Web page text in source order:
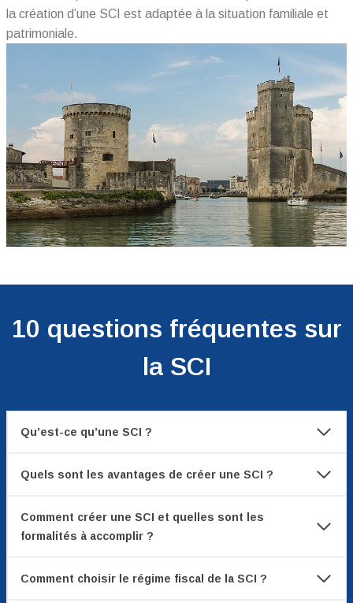
la création d’une SCI est adaptée à la situation familiale et
patrimoniale.
10 questions fréquentes sur
la SCI
Qu’est-ce qu’une SCI ?
Quels sont les avantages de créer une SCI ?
Comment créer une SCI et quelles sont les
formalités à accomplir ?
Comment choisir le régime fiscal de la SCI ?